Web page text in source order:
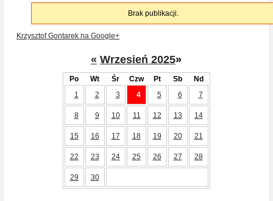
Brak publikacji.
Krzysztof Gontarek na Google+
« Wrzesień 2025»
Po Wt Śr Czw Pt Sb
Nd
1
2 3 4 5 6 7
8 9 10 11 12 13 14
15 16 17 18 19 20 21
22 23 24 25 26 27 28
29 30